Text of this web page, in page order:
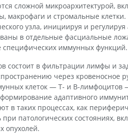
сложной микроархитектурой,
макрофаги и стромальные клетки.
узла, инициируя и
в отдельные фасциальные
специфических иммунных функций.
состоит в фильтрации лимфы и
через кровеносное
клеток — Т- и В-лимфоцитов
адаптивного
в таких процессах, как
патологических состояниях,
опухолей.